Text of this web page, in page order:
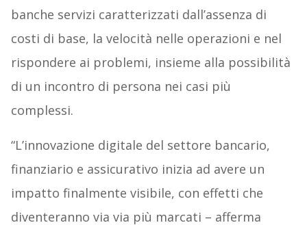
banche servizi caratterizzati dall’assenza di
costi di base, la velocità nelle operazioni e nel
rispondere ai problemi, insieme alla possibilità
di un incontro di persona nei casi più
complessi.
“L’innovazione digitale del settore bancario,
finanziario e assicurativo inizia ad avere un
impatto finalmente visibile, con effetti che
diventeranno via via più marcati – afferma